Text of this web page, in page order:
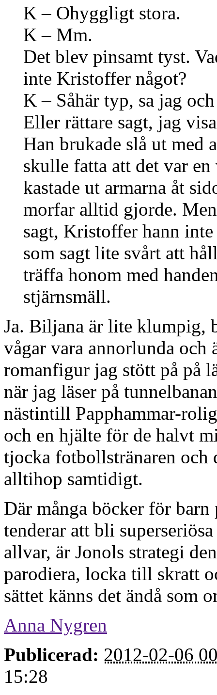
K – Ohyggligt stora.
K – Mm.
Det blev pinsamt tyst.
inte Kristoffer något?
K – Såhär typ, sa jag
Eller rättare sagt, jag
Han brukade slå ut med
skulle fatta att det var
kastade ut armarna åt
morfar alltid gjorde.
sagt, Kristoffer hann
som sagt lite svårt att
träffa honom med
stjärnsmäll.
Ja. Biljana är lite klumpig,
vågar vara annorlunda och
romanfigur jag stött på på
när jag läser på
nästintill Papphammar-
och en hjälte för de halvt
tjocka fotbollstränaren och
alltihop samtidigt.
Där många böcker för
tenderar att bli
allvar, är Jonols strategi
parodiera, locka till skratt
sättet känns det ändå som
Anna Nygren
Publicerad: 2012-02-06
15:28